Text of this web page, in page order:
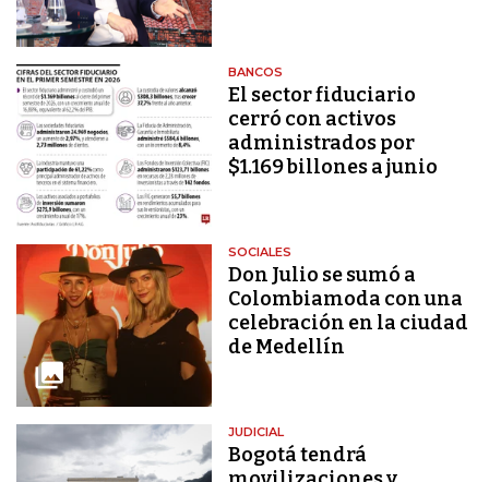
BANCOS
El sector fiduciario
cerró con activos
administrados por
$1.169 billones a junio
SOCIALES
Don Julio se sumó a
Colombiamoda con una
celebración en la ciudad
de Medellín
JUDICIAL
Bogotá tendrá